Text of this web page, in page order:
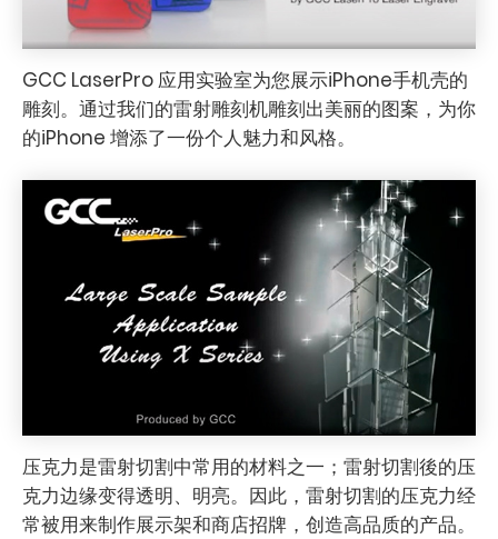
GCC LaserPro 应用实验室为您展示iPhone手机壳的
雕刻。通过我们的雷射雕刻机雕刻出美丽的图案，为你
的iPhone 增添了一份个人魅力和风格。
压克力是雷射切割中常用的材料之一；雷射切割後的压
克力边缘变得透明、明亮。因此，雷射切割的压克力经
常被用来制作展示架和商店招牌，创造高品质的产品。